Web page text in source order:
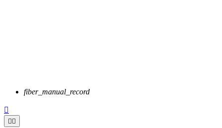
fiber_manual_record

 